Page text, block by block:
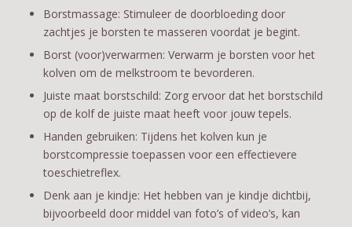
Borstmassage: Stimuleer de doorbloeding door
zachtjes je borsten te masseren voordat je begint.
Borst (voor)verwarmen: Verwarm je borsten voor het
kolven om de melkstroom te bevorderen.
Juiste maat borstschild: Zorg ervoor dat het borstschild
op de kolf de juiste maat heeft voor jouw tepels.
Handen gebruiken: Tijdens het kolven kun je
borstcompressie toepassen voor een effectievere
toeschietreflex.
Denk aan je kindje: Het hebben van je kindje dichtbij,
bijvoorbeeld door middel van foto’s of video’s, kan